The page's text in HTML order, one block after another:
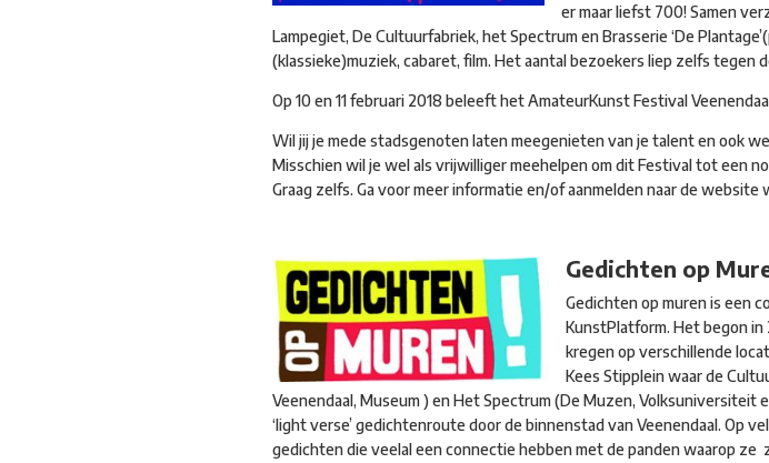
er maar liefst 700! Samen
Lampegiet, De Cultuurfabriek, het Spectrum en Brasserie ‘De
(klassieke)muziek, cabaret, film. Het aantal bezoekers liep zelfs tegen
Op 10 en 11 februari 2018 beleeft het AmateurKunst Festival
Wil jij je mede stadsgenoten laten meegenieten van je talent en ook
Misschien wil je wel als vrijwilliger meehelpen om dit Festival tot een
Graag zelfs. Ga voor meer informatie en/of aanmelden naar de
Gedichten op
Gedichten op muren is een
KunstPlatform. Het begon
kregen op verschillende
Kees Stipplein waar de
Veenendaal, Museum ) en Het Spectrum (De Muzen,
‘light verse’ gedichtenroute door de binnenstad van Veenendaal. Op
gedichten die veelal een connectie hebben met de panden waarop